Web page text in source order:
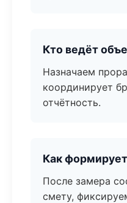
Кто ведёт
Назначаем
координирует
отчётность.
Как
После замера
смету,